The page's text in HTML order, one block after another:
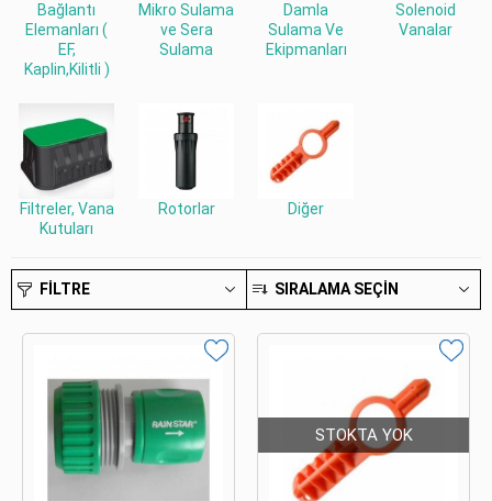
Bağlantı
Elemanları (
EF,
Kaplin,Kilitli )
Mikro Sulama
ve Sera
Sulama
Damla
Sulama Ve
Ekipmanları
Solenoid
Vanalar
Filtreler, Vana
Kutuları
Rotorlar Diğer
FILTRE SIRALAMA SEÇIN
STOKTA YOK